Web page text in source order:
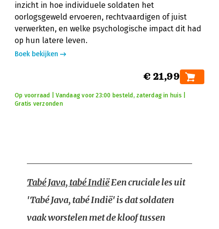
inzicht in hoe individuele soldaten het
oorlogsgeweld ervoeren, rechtvaardigen of juist
verwerkten, en welke psychologische impact dit had
op hun latere leven.
Boek bekijken
€ 21,99
Op voorraad | Vandaag voor 23:00 besteld, zaterdag in huis |
Gratis verzonden
Tabé Java, tabé IndiëEen cruciale les uit
'Tabé Java, tabé Indië' is dat soldaten
vaak worstelen met de kloof tussen